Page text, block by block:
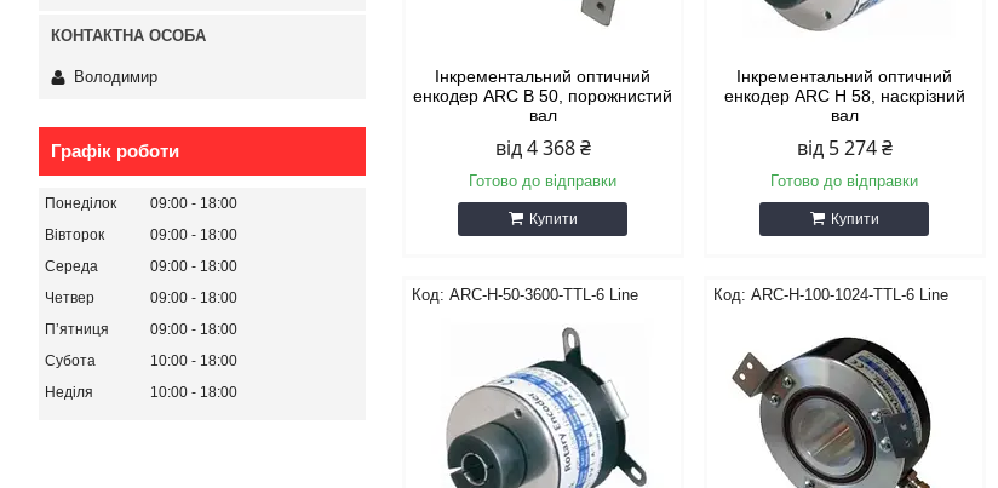
Інкрементальний оптичний
енкодер ARC B 50, порожнистий
вал
від 4 368 ₴
Готово до відправки
Купити
Інкрементальний оптичний
енкодер ARС H 58, наскрізний
вал
від 5 274 ₴
Готово до відправки
Купити
ARC-H-50-3600-TTL-6 Line ARC-H-100-1024-TTL-6 Line
Володимир
Графік роботи
Понеділок 09:00
18:00
Вівторок
09:00
18:00
Середа
09:00
18:00
Четвер
09:00
18:00
Пʼятниця
09:00
18:00
Субота
10:00
18:00
Неділя
10:00 18:00